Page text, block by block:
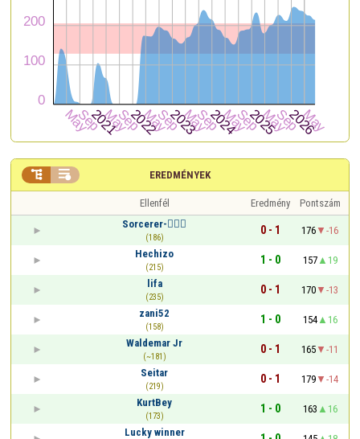
EREDMÉNYEK
 
Ellenfél Eredmény
Pontszám
Sorcerer-🧙🏻‍♂️
(186)
0 - 1 176
-16
Hechizo
(215)
1 - 0 157
19
lifa
(235)
0 - 1 170
-13
zani52
(158)
1 - 0 154
16
Waldemar Jr
(~181)
0 - 1 165
-11
Seitar
(219)
0 - 1 179
-14
KurtBey
(173)
1 - 0 163
16
Lucky winner